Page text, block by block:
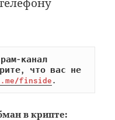
канал
что вас не
finside.
в крипте: